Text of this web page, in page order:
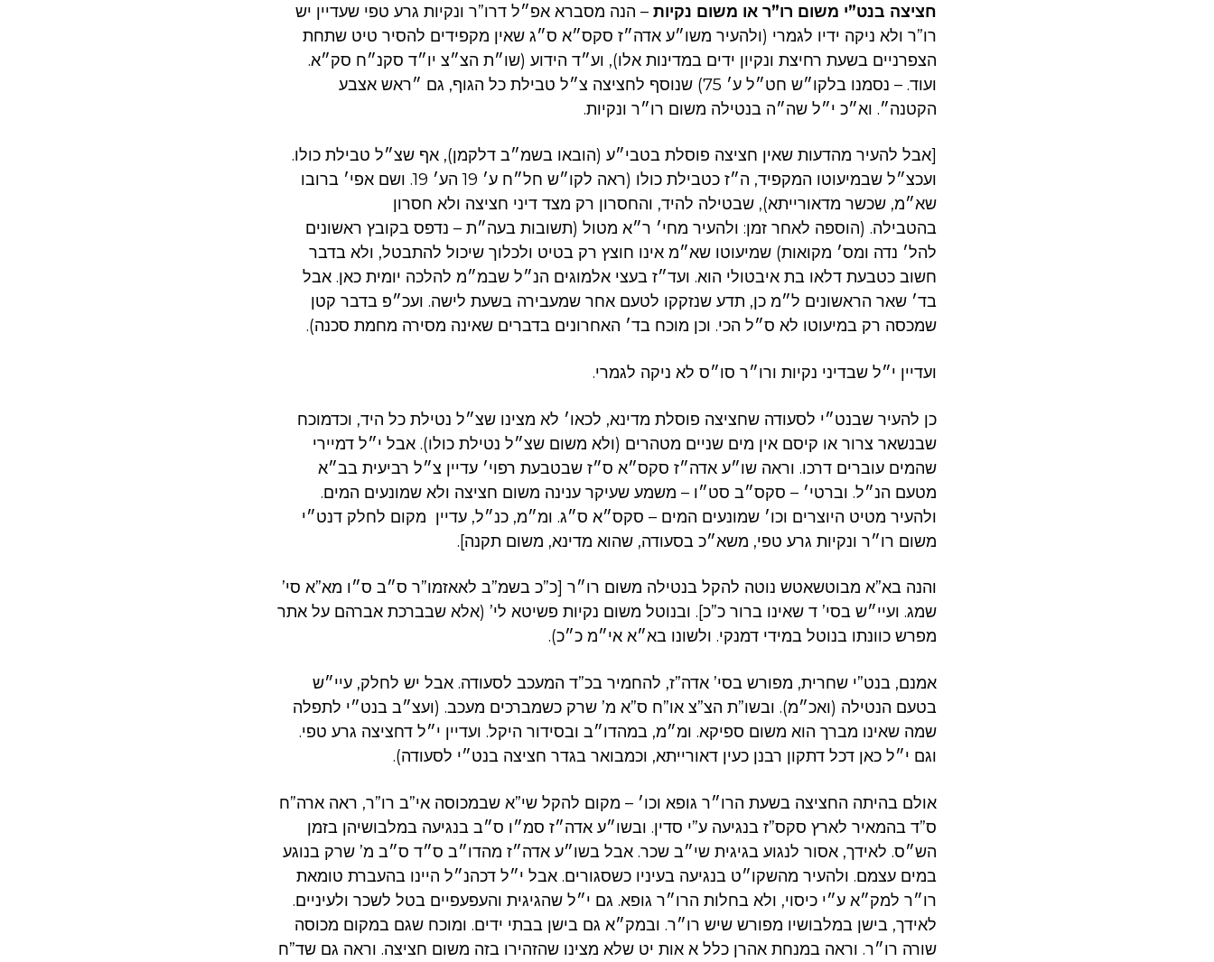
חציצה בנט”י משום רו”ר או משום נקיות – הנה מסברא אפ״ל דרו”ר ונקיות גרע טפי שעדיין יש
רו”ר ולא ניקה ידיו לגמרי (ולהעיר משו״ע אדה״ז סקס״א ס״ג שאין מקפידים להסיר טיט שתחת
הצפרניים בשעת רחיצת ונקיון ידים במדינות אלו), וע״ד הידוע (שו״ת הצ״צ יו״ד סקנ״ח סק״א.
ועוד. – נסמנו בלקו״ש חט״ל ע׳ 75) שנוסף לחציצה צ״ל טבילת כל הגוף, גם ״ראש אצבע
הקטנה״. וא״כ י״ל שה״ה בנטילה משום רו״ר ונקיות.
[אבל להעיר מהדעות שאין חציצה פוסלת בטבי״ע (הובאו בשמ״ב דלקמן), אף שצ״ל טבילת כולו.
ועכצ״ל שבמיעוטו המקפיד, ה״ז כטבילת כולו (ראה לקו״ש חל״ח ע׳ 19 הע׳ 19. ושם אפי׳ ברובו
שא״מ, שכשר מדאורייתא), שבטילה להיד, והחסרון רק מצד דיני חציצה ולא חסרון
בהטבילה. (הוספה לאחר זמן: ולהעיר מחי׳ ר״א מטול (תשובות בעה״ת – נדפס בקובץ ראשונים
להל׳ נדה ומס׳ מקואות) שמיעוטו שא״מ אינו חוצץ רק בטיט ולכלוך שיכול להתבטל, ולא בדבר
חשוב כטבעת דלאו בת איבטולי הוא. ועד״ז בעצי אלמוגים הנ״ל שבמ״מ להלכה יומית כאן. אבל
בד׳ שאר הראשונים ל״מ כן, תדע שנזקקו לטעם אחר שמעבירה בשעת לישה. ועכ״פ בדבר קטן
שמכסה רק במיעוטו לא ס״ל הכי. וכן מוכח בד׳ האחרונים בדברים שאינה מסירה מחמת סכנה).
ועדיין י״ל שבדיני נקיות ורו״ר סו״ס לא ניקה לגמרי.
כן להעיר שבנט״י לסעודה שחציצה פוסלת מדינא, לכאו׳ לא מצינו שצ״ל נטילת כל היד, וכדמוכח
שבנשאר צרור או קיסם אין מים שניים מטהרים (ולא משום שצ״ל נטילת כולו). אבל י״ל דמיירי
שהמים עוברים דרכו. וראה שו״ע אדה״ז סקס״א ס״ז שבטבעת רפוי׳ עדיין צ״ל רביעית בב״א
מטעם הנ״ל. וברטי׳ – סקס״ב סט״ו – משמע שעיקר ענינה משום חציצה ולא שמונעים המים.
ולהעיר מטיט היוצרים וכו׳ שמונעים המים – סקס״א ס״ג. ומ״מ, כנ״ל, עדיין מקום לחלק דנט״י
משום רו״ר ונקיות גרע טפי, משא״כ בסעודה, שהוא מדינא, משום תקנה].
והנה בא”א מבוטשאטש נוטה להקל בנטילה משום רו״ר [כ”כ בשמ”ב לאאזמו”ר ס״ב ס״ו מא”א סי’
שמג. ועיי״ש בסי’ ד שאינו ברור כ”כ]. ובנוטל משום נקיות פשיטא לי’ (אלא שבברכת אברהם על אתר
מפרש כוונתו בנוטל במידי דמנקי. ולשונו בא״א אי״מ כ״כ).
אמנם, בנט”י שחרית, מפורש בסי’ אדה”ז, להחמיר בכ”ד המעכב לסעודה. אבל יש לחלק, עיי״ש
בטעם הנטילה (ואכ״מ). ובשו”ת הצ”צ או”ח ס”א מ’ שרק כשמברכים מעכב. (ועצ״ב בנט״י לתפלה
שמה שאינו מברך הוא משום ספיקא. ומ״מ, במהדו״ב ובסידור היקל. ועדיין י״ל דחציצה גרע טפי.
וגם י״ל כאן דכל דתקון רבנן כעין דאורייתא, וכמבואר בגדר חציצה בנט״י לסעודה).
אולם בהיתה החציצה בשעת הרו״ר גופא וכו׳ – מקום להקל שי”א שבמכוסה אי”ב רו”ר, ראה ארה”ח
ס”ד בהמאיר לארץ סקס”ז בנגיעה ע”י סדין. ובשו״ע אדה״ז סמ״ו ס״ב בנגיעה במלבושיהן בזמן
הש״ס. לאידך, אסור לנגוע בגיגית שי״ב שכר. אבל בשו״ע אדה״ז מהדו״ב ס״ד ס״ב מ’ שרק בנוגע
במים עצמם. ולהעיר מהשקו״ט בנגיעה בעיניו כשסגורים. אבל י״ל דכהנ״ל היינו בהעברת טומאת
רו״ר למק״א ע״י כיסוי, ולא בחלות הרו״ר גופא. גם י״ל שהגיגית והעפעפיים בטל לשכר ולעיניים.
לאידך, בישן במלבושיו מפורש שיש רו״ר. ובמק״א גם בישן בבתי ידים. ומוכח שגם במקום מכוסה
שורה רו״ר. וראה במנחת אהרן כלל א אות יט שלא מצינו שהזהירו בזה משום חציצה. וראה גם שד”ח